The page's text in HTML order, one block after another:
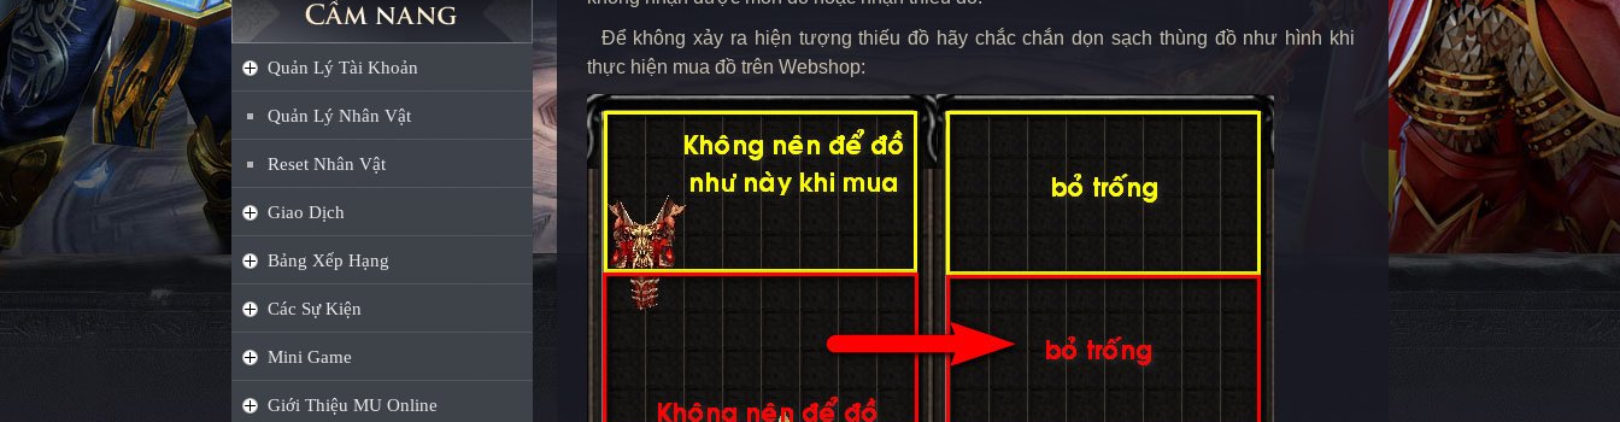
Quản Lý Tài Khoản
Quản Lý Nhân Vật
Reset Nhân Vật
Giao Dịch
Bảng Xếp Hạng
Các Sự Kiện
Mini Game
Giới Thiệu MU Online
Để không xảy ra hiện tượng thiếu đồ hãy chắc chắn dọn sạch thùng đồ như hình khi
thực hiện mua đồ trên Webshop: